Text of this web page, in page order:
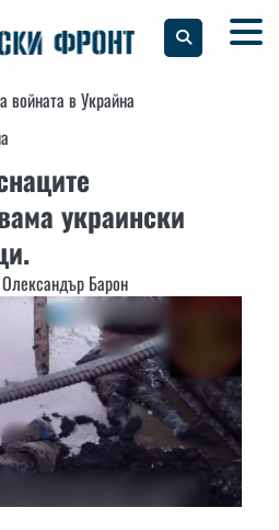
войната в Украйна
украински
Олександър Барон